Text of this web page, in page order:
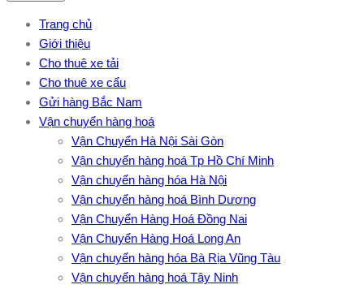
Trang chủ
Giới thiệu
Cho thuê xe tải
Cho thuê xe cẩu
Gửi hàng Bắc Nam
Vận chuyển hàng hoá
Vận Chuyển Hà Nội Sài Gòn
Vận chuyển hàng hoá Tp Hồ Chí Minh
Vận chuyển hàng hóa Hà Nội
Vận chuyển hàng hoá Bình Dương
Vận Chuyển Hàng Hoá Đồng Nai
Vận Chuyển Hàng Hoá Long An
Vận chuyển hàng hóa Bà Rịa Vũng Tàu
Vận chuyển hàng hoá Tây Ninh